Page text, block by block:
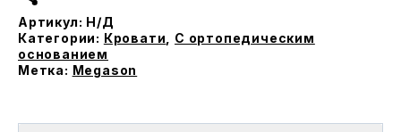
ортопедическим
основанием
Артикул: Н/Д
Категории: Кровати
С ортопедическим
основанием
Метка: Megason